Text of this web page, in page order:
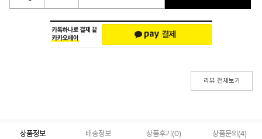
리뷰 전체보기
상품정보 배송정보 상품후기(0) 상품문의 (4)